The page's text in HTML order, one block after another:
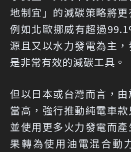
地制宜」的減碳策略將更
例如北歐挪威有超過
源且又以水力發電為主
是非常有效的減碳工具。
但以日本或台灣而言，
當高，強行推動純電車
並使用更多火力發電而
果轉為使用油電混合動